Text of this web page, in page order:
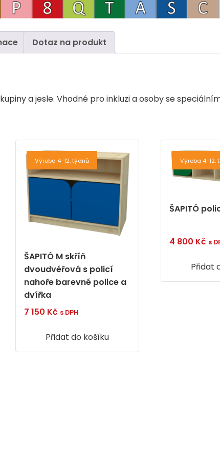
Dotaz na produkt
a jesle. Vhodné pro inkluzi a osoby se
Výroba 4-12. týdnů
ŠAPITÓ M skříň
dvoudvéřová s policí
nahoře barevné police a
dvířka
7 150 Kč s DPH
Přidat do košíku
Výroba 4-12.
ŠAPITÓ
4 800 Kč s
Přidat